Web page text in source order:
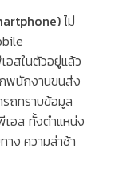
ไม่
สในตัวอยู่แล้ว
พนักงานขนส่ง
ถทราบข้อมูล
อส ทั้งตำแหน่ง
ง ความล่าช้า